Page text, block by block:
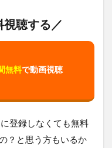
視聴する／
無料で動画視聴
登録しなくても無料
？と思う方もいるか